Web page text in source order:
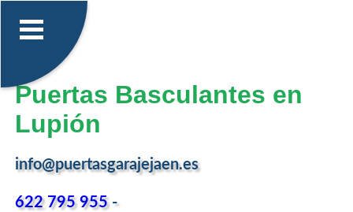
Puertas Basculantes en
Lupión
info@puertasgarajejaen.es
622 795 955-